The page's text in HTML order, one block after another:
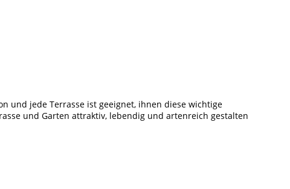
und jede Terrasse ist geeignet, ihnen diese wichtige
und Garten attraktiv, lebendig und artenreich gestalten